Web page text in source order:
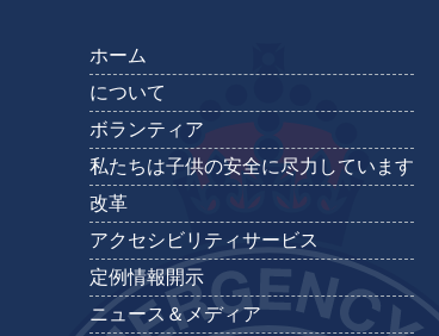
ホーム
について
ボランティア
私たちは子供の安全に尽力しています
改革
アクセシビリティサービス
定例情報開示
ニュース＆メディア